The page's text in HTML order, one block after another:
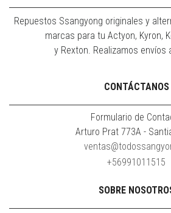
Repuestos Ssangyong originales y
marcas para tu Actyon, Kyron,
y Rexton. Realizamos envíos
CONTÁCTANOS
Formulario de
Arturo Prat 773A -
+56991011515
SOBRE